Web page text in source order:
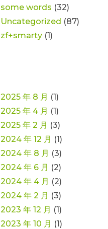
some words (32)
Uncategorized (87)
zf+smarty (1)
2025 年 8 月 (1)
2025 年 4 月 (1)
2025 年 2 月 (3)
2024 年 12 月 (1)
2024 年 8 月 (3)
2024 年 6 月 (2)
2024 年 4 月 (2)
2024 年 2 月 (3)
2023 年 12 月 (1)
2023 年 10 月 (1)